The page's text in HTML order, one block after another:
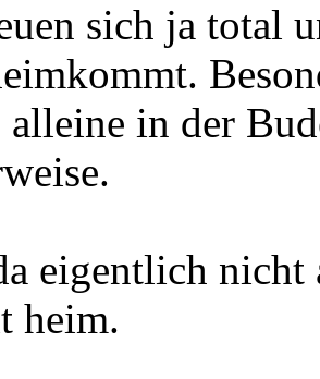
sich ja total
in der
eigentlich nicht
heim.